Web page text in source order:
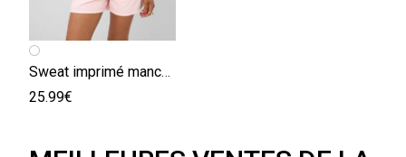
Sweat imprimé manches courtes
25.99€